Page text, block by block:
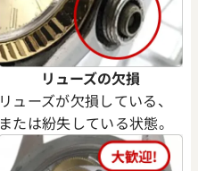
リューズの欠損
リューズが欠損している、
または紛失している状態。